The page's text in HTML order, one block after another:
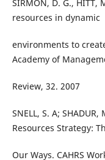
SIRMON, D. G., HITT,
resources in dynamic
environments to
Academy of
Review, 32. 2007
SNELL, S. A;
Resources Strategy:
Our Ways. CAHRS